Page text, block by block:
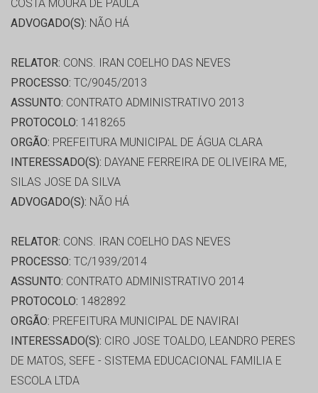
COSTA MOURA DE PAULA
ADVOGADO(S): NÃO HÁ
RELATOR: CONS. IRAN COELHO DAS NEVES
PROCESSO: TC/9045/2013
ASSUNTO: CONTRATO ADMINISTRATIVO 2013
PROTOCOLO: 1418265
ORGÃO: PREFEITURA MUNICIPAL DE ÁGUA CLARA
INTERESSADO(S): DAYANE FERREIRA DE OLIVEIRA ME,
SILAS JOSE DA SILVA
ADVOGADO(S): NÃO HÁ
RELATOR: CONS. IRAN COELHO DAS NEVES
PROCESSO: TC/1939/2014
ASSUNTO: CONTRATO ADMINISTRATIVO 2014
PROTOCOLO: 1482892
ORGÃO: PREFEITURA MUNICIPAL DE NAVIRAI
INTERESSADO(S): CIRO JOSE TOALDO, LEANDRO PERES
DE MATOS, SEFE - SISTEMA EDUCACIONAL FAMILIA E
ESCOLA LTDA